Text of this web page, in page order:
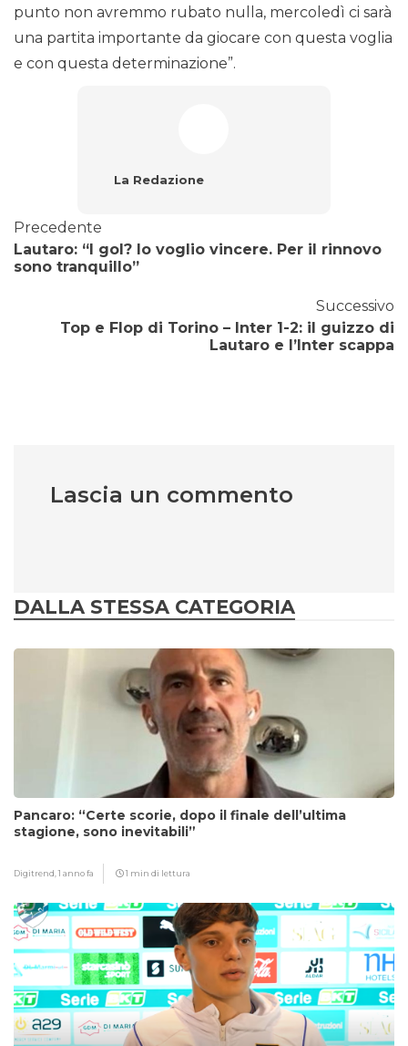
punto non avremmo rubato nulla, mercoledì ci sarà
una partita importante da giocare con questa voglia
e con questa determinazione”.
La Redazione
Precedente
Lautaro: “I gol? Io voglio vincere. Per il rinnovo
sono tranquillo”
Successivo
Top e Flop di Torino – Inter 1-2: il guizzo di
Lautaro e l’Inter scappa
Lascia un commento
DALLA STESSA CATEGORIA
Pancaro: “Certe scorie, dopo il finale dell’ultima
stagione, sono inevitabili”
Digitrend,1 anno fa 1 min di lettura